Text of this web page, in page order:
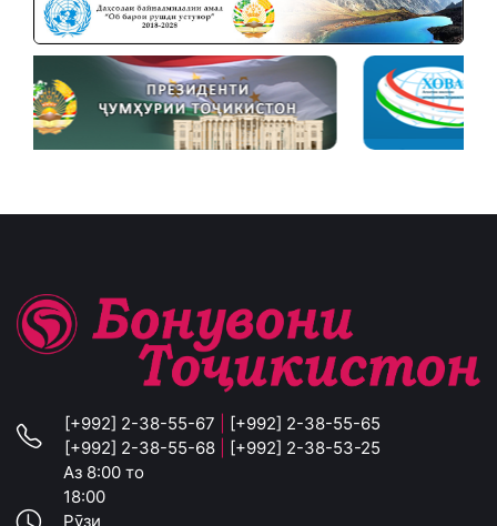
[+992] 2-38-55-67
[+992] 2-38-55-65
[+992] 2-38-55-68
[+992] 2-38-53-25
Аз 8:00 то
18:00
Рӯзи